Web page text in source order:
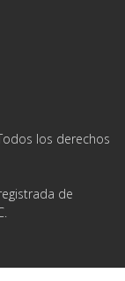
los derechos
de